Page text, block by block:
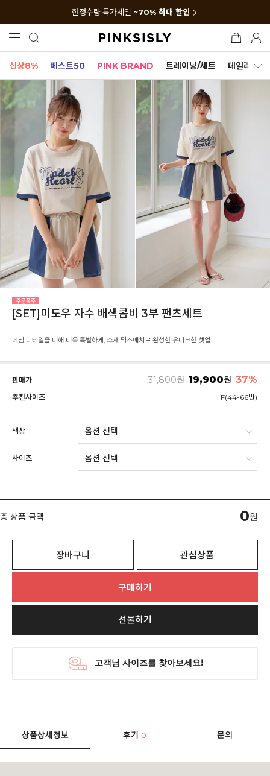
한정수량 특가세일 ~70% 최대 할인
신상8% 베스트50 PINK BRAND 트레이닝/세트 데일리세트
[SET]미도우 자수 배색콤비 3부 팬츠세트
데님 디테일을 더해 더욱 특별하게, 소재 믹스매치로 완성한 유니크한 셋업
판매가 31,800원 19,900원 37%
추천사이즈 F(44-66반)
색상
사이즈
총 상품 금액 0원
장바구니 관심상품
구매하기
선물하기
상품상세정보 후기0 문의